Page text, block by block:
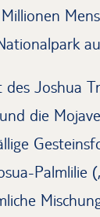
Joshua
die
Palmlilie